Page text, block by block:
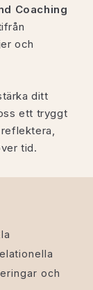
Coaching
och
ditt
ett tryggt
tid.
och